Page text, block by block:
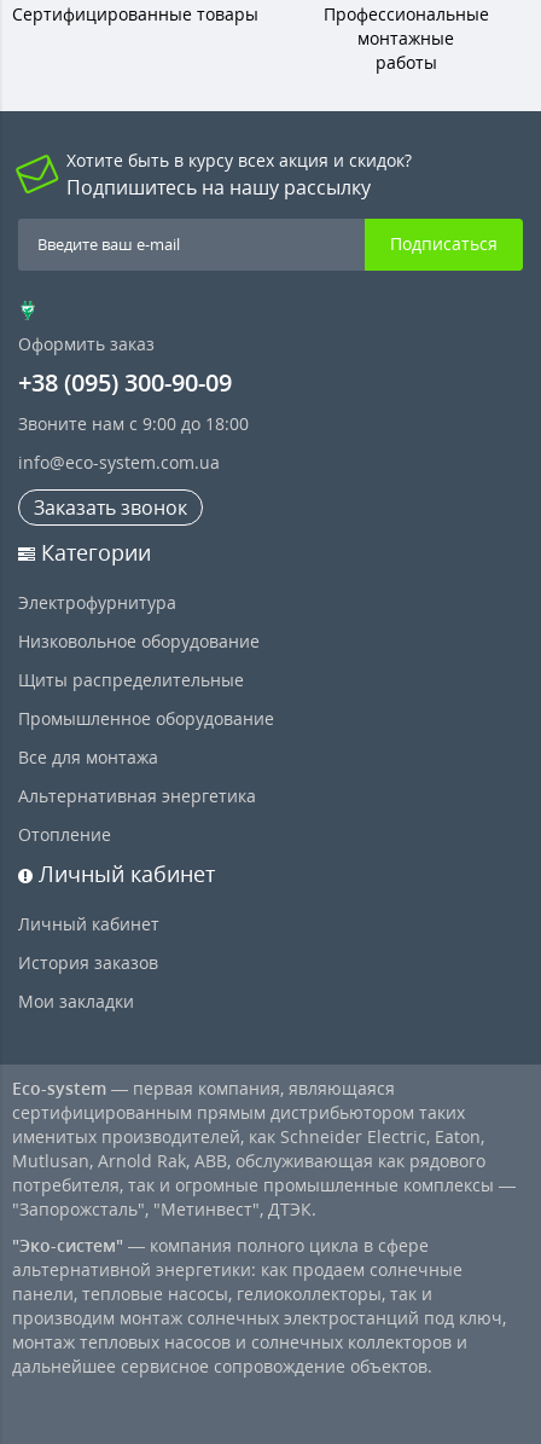
Сертифицированные товары
Профессиональные
монтажные
работы
Хотите быть в курсу всех акция и скидок?
Подпишитесь на нашу рассылку
Подписаться
Оформить заказ
+38 (095) 300-90-09
Звоните нам с 9:00 до 18:00
info@eco-system.com.ua
Заказать звонок
Категории
Электрофурнитура
Низковольное оборудование
Щиты распределительные
Промышленное оборудование
Все для монтажа
Альтернативная энергетика
Отопление
Личный кабинет
Личный кабинет
История заказов
Мои закладки
Eco-system — первая компания, являющаяся
сертифицированным прямым дистрибьютором таких
именитых производителей, как Schneider Electric, Eaton,
Mutlusan, Arnold Rak, ABB, обслуживающая как рядового
потребителя, так и огромные промышленные комплексы —
"Запорожсталь", "Метинвест", ДТЭК.
"Эко-систем" — компания полного цикла в сфере
альтернативной энергетики: как продаем солнечные
панели, тепловые насосы, гелиоколлекторы, так и
производим монтаж солнечных электростанций под ключ,
монтаж тепловых насосов и солнечных коллекторов и
дальнейшее сервисное сопровождение объектов.